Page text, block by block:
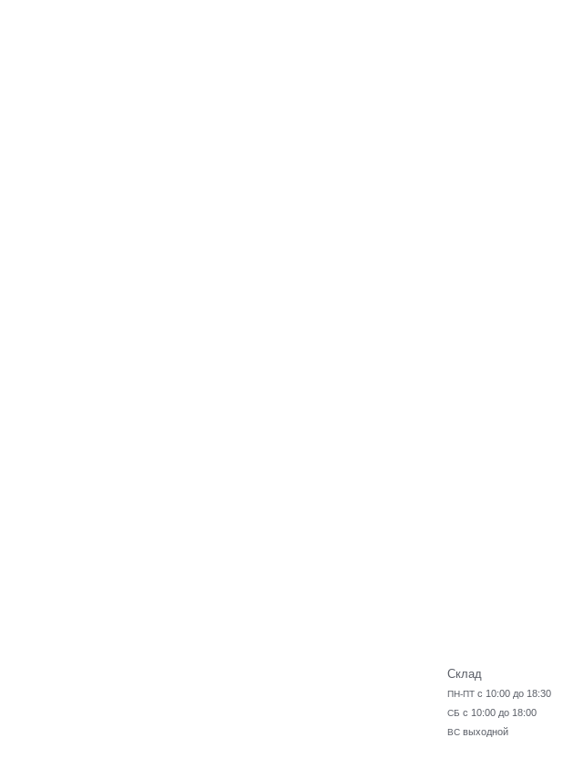
Склад
ПН-ПТ с 10:00 до 18:30
СБ с 10:00 до 18:00
ВС выходной